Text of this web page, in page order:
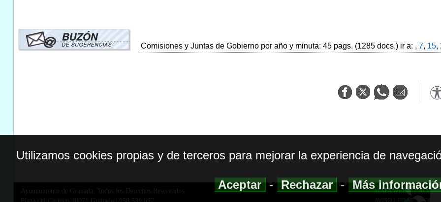
Comisiones y Juntas de Gobierno por año y minuta: 45 pags. (1285 docs.) ir a: , 7, 15,
Ayuntamiento de Granada. Todos los Derechos Reservados.
MAPA WEB|
AVISO LEGAL|
Utilizamos cookies propias y de terceros para mejorar la experiencia de
Aceptar-Rechazar-Más